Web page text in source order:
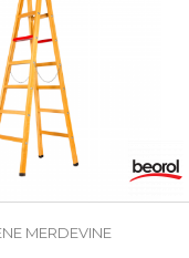
MERDEVINE